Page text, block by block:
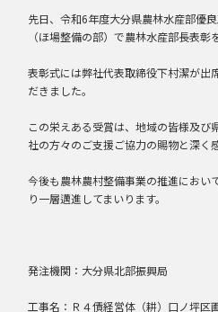
先日、令和6年度大分県農林水産部優
（ほ場整備の部）で農林水産部長表彰
表彰式には弊社代表取締役下村潔が出
だきました。
この栄えある受賞は、地域の皆様及び
社の方々のご支援ご協力の賜物と深く
今後も農林農村整備事業の推進におい
り一層邁進してまいります。
発注機関：大分県北部振興局
工事名：Ｒ４債経営体（耕）口ノ坪区